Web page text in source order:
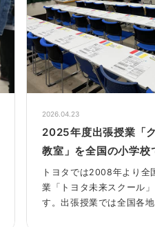
2026.04.23
2025年度出張授業「
教室」を全国の小学校
トヨタでは2008年より全
業「トヨタ未来スクール
す。出張授業では全国各